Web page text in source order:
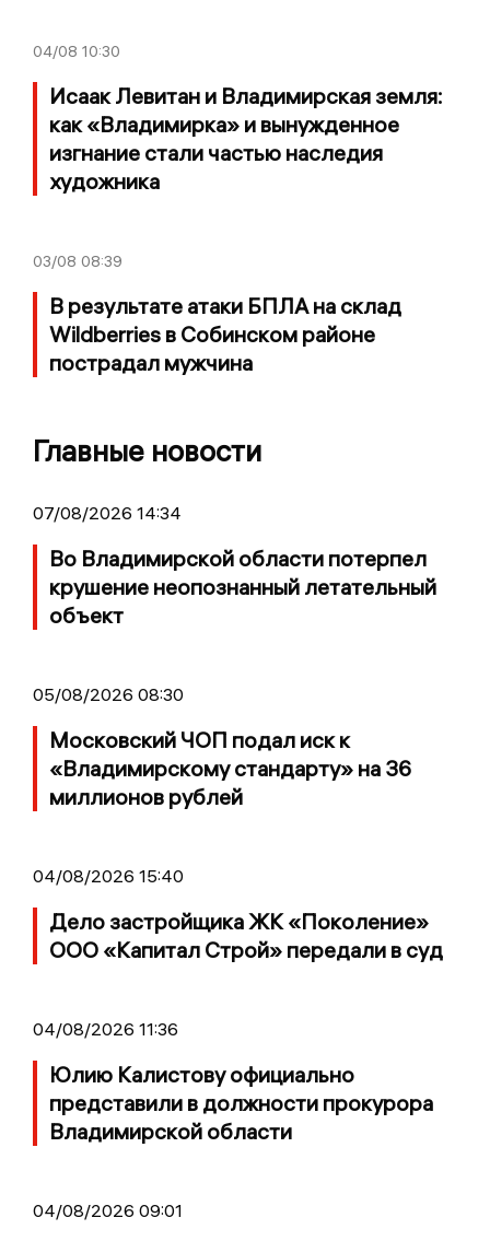
04/08 10:30
Исаак Левитан и Владимирская земля:
как «Владимирка» и вынужденное
изгнание стали частью наследия
художника
03/08 08:39
В результате атаки БПЛА на склад
Wildberries в Собинском районе
пострадал мужчина
Главные новости
07/08/2026 14:34
Во Владимирской области потерпел
крушение неопознанный летательный
объект
05/08/2026 08:30
Московский ЧОП подал иск к
«Владимирскому стандарту» на 36
миллионов рублей
04/08/2026 15:40
Дело застройщика ЖК «Поколение»
ООО «Капитал Строй» передали в суд
04/08/2026 11:36
Юлию Калистову официально
представили в должности прокурора
Владимирской области
04/08/2026 09:01